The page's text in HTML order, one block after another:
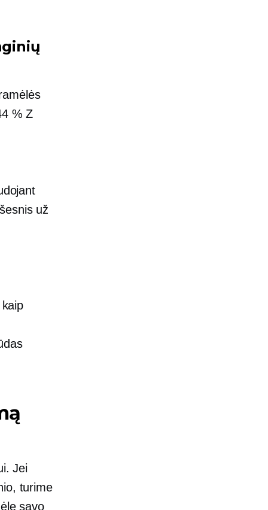
% Z
už
Jei
turime
savo